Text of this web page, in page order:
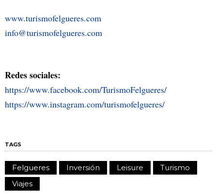
www.turismofelgueres.com
info@turismofelgueres.com
Redes sociales:
https://www.facebook.com/TurismoFelgueres/
https://www.instagram.com/turismofelgueres/
TAGS
Felgueres Inversión Leisure
Turismo
Viajes